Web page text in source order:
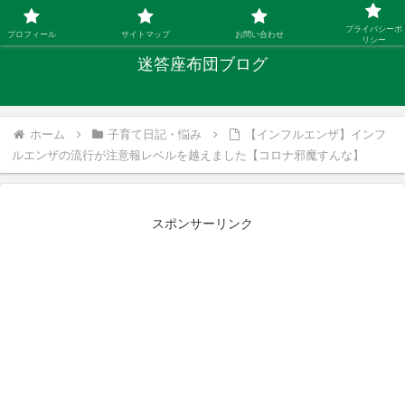
「ひとり親」40代シングルファザーの子育て迷答
迷答座布団ブログ
ホーム 子育て日記・悩み
【インフルエンザ】インフ
ルエンザの流行が注意報レベルを越えました【コロナ邪魔すんな】
スポンサーリンク
プロフィール サイトマップ お問い合わせ
プライバシーポ
リシー